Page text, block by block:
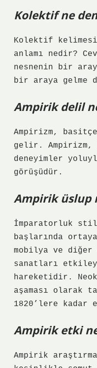
Kolektif ne
Kolektif
anlamı nedir?
nesnenin bir
bir araya gelme
Ampirik delil
Ampirizm,
gelir. Ampirizm,
deneyimler
görüşüdür.
Ampirik üslup
İmparatorluk
başlarında
mobilya ve
sanatları
hareketidir.
aşaması olarak
1820’lere
Ampirik etki
Ampirik